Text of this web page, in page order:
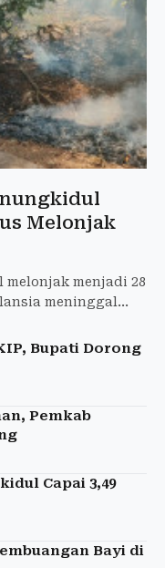
Melonjak
menjadi 28
meninggal
Bupati Dorong
Pemkab
Capai 3,49
Bayi di